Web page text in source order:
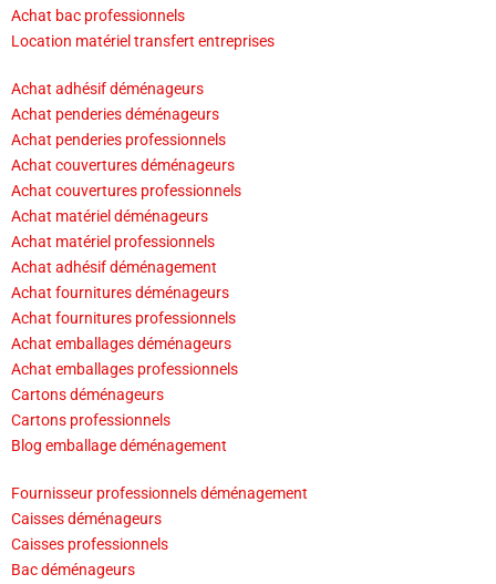
Achat bac professionnels
Location matériel transfert entreprises
Achat adhésif déménageurs
Achat penderies déménageurs
Achat penderies professionnels
Achat couvertures déménageurs
Achat couvertures professionnels
Achat matériel déménageurs
Achat matériel professionnels
Achat adhésif déménagement
Achat fournitures déménageurs
Achat fournitures professionnels
Achat emballages déménageurs
Achat emballages professionnels
Cartons déménageurs
Cartons professionnels
Blog emballage déménagement
Fournisseur professionnels déménagement
Caisses déménageurs
Caisses professionnels
Bac déménageurs